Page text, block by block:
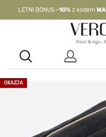
LETNI BONUS -10% z kodem
WAKACJE10| nie
OKAZJA